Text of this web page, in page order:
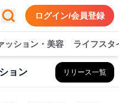
ログイン/会員登録
ッション・美容 ライフスタ
ョン リリース一覧